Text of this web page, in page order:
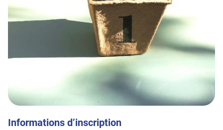
Informations d’inscription